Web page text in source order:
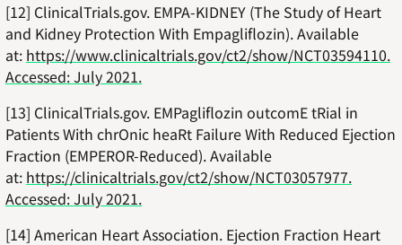
[12] ClinicalTrials.gov. EMPA-KIDNEY (The Study of Heart
and Kidney Protection With Empagliflozin). Available
at: https://www.clinicaltrials.gov/ct2/show/NCT03594110.
Accessed: July 2021.
[13] ClinicalTrials.gov. EMPagliflozin outcomE tRial in
Patients With chrOnic heaRt Failure With Reduced Ejection
Fraction (EMPEROR-Reduced). Available
at: https://clinicaltrials.gov/ct2/show/NCT03057977.
Accessed: July 2021.
[14] American Heart Association. Ejection Fraction Heart